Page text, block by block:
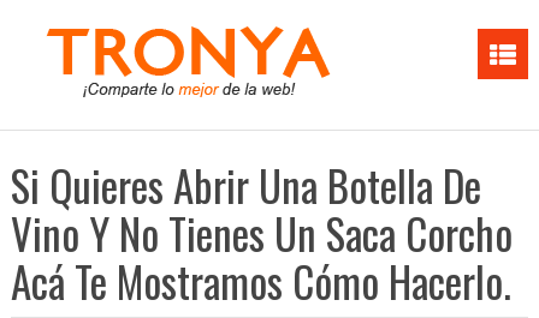
Si Quieres Abrir Una Botella De
Vino Y No Tienes Un Saca Corcho
Acá Te Mostramos Cómo Hacerlo.